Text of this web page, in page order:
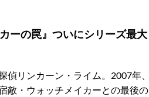
ーの罠』ついにシリーズ最大
偵リンカーン・ライム。2007年、
敵・ウォッチメイカーとの最後の